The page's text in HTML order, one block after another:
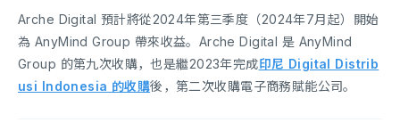
Arche Digital 預計將從2024年第三季度（2024年7月起）開始
為 AnyMind Group 帶來收益。Arche Digital 是 AnyMind
Group 的第九次收購，也是繼2023年完成印尼 Digital Distrib
usi Indonesia 的收購後，第二次收購電子商務賦能公司。